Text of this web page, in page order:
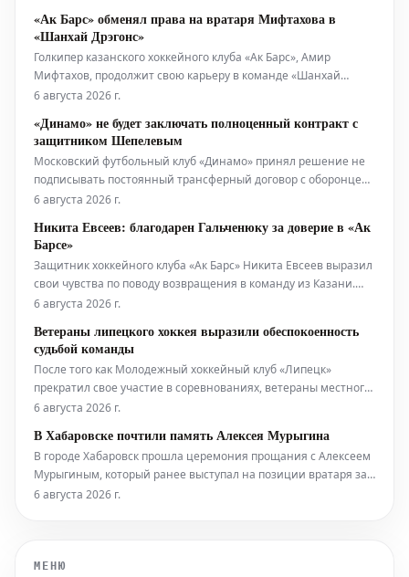
с энтузиазмом приступил к тренировкам.
«Ак Барс» обменял права на вратаря Мифтахова в
«Шанхай Дрэгонс»
Голкипер казанского хоккейного клуба «Ак Барс», Амир
Мифтахов, продолжит свою карьеру в команде «Шанхай
Дрэгонс». Об этом было объявлено пресс-службой китайского
6 августа 2026 г.
«Динамо» не будет заключать полноценный контракт с
защитником Шепелевым
Московский футбольный клуб «Динамо» принял решение не
подписывать постоянный трансферный договор с оборонцем
Александром Шепелевым. Об этом официально сообщила
6 августа 2026 г.
Никита Евсеев: благодарен Гальченюку за доверие в «Ак
Барсе»
Защитник хоккейного клуба «Ак Барс» Никита Евсеев выразил
свои чувства по поводу возвращения в команду из Казани.
Спортсмен подчеркнул, что ценит доверие, оказанное ему
6 августа 2026 г.
Ветераны липецкого хоккея выразили обеспокоенность
судьбой команды
После того как Молодежный хоккейный клуб «Липецк»
прекратил свое участие в соревнованиях, ветераны местного
хоккея решили не оставаться в стороне. Они обратились с
регионального хоккея: президенту Федерации хоккея России
Вячеславу Третьяку и главе
6 августа 2026 г.
В Хабаровске почтили память Алексея Мурыгина
В городе Хабаровск прошла церемония прощания с Алексеем
Мурыгиным, который ранее выступал на позиции вратаря за
хоккейный клуб "Амур", а также за другие команды
6 августа 2026 г.
МЕНЮ